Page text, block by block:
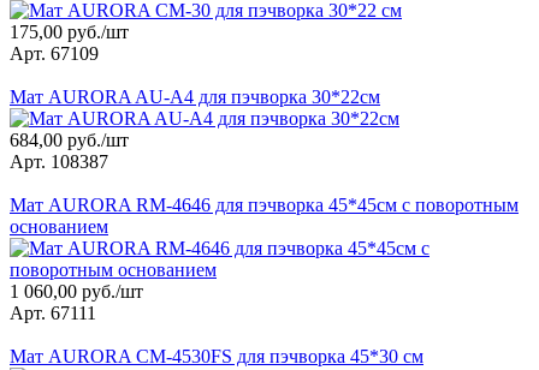
175,00 руб./шт
Арт. 67109
Мат АURORA AU-A4 для пэчворка 30*22см
684,00 руб./шт
Арт. 108387
Мат AURORA RM-4646 для пэчворка 45*45см с поворотным
основанием
1 060,00 руб./шт
Арт. 67111
Мат AURORA CM-4530FS для пэчворка 45*30 см